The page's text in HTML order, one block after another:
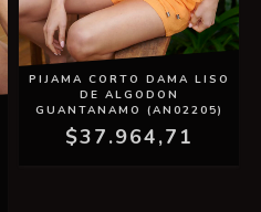
PIJAMA CORTO DAMA LISO
DE ALGODON
GUANTANAMO (AN02205)
$37.964,71